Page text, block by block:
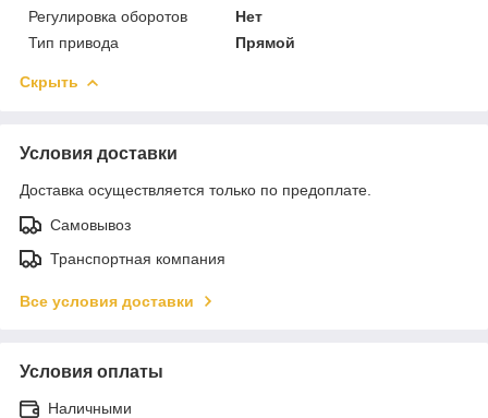
Регулировка оборотов
Нет
Тип привода
Прямой
Скрыть
Условия доставки
Доставка осуществляется только по предоплате.
Самовывоз
Транспортная компания
Все условия доставки
Условия оплаты
Наличными